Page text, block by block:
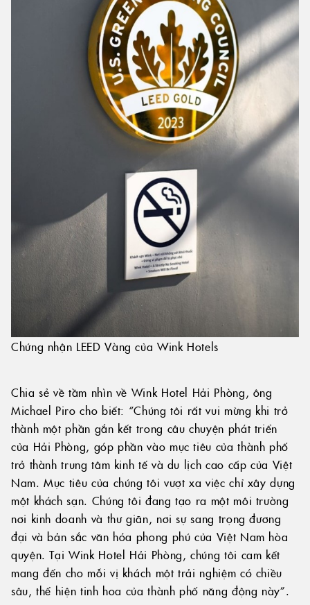
Chứng nhận LEED Vàng của Wink Hotels
Chia sẻ về tầm nhìn về Wink Hotel Hải Phòng, ông
Michael Piro cho biết: “Chúng tôi rất vui mừng khi trở
thành một phần gắn kết trong câu chuyện phát triển
của Hải Phòng, góp phần vào mục tiêu của thành phố
trở thành trung tâm kinh tế và du lịch cao cấp của Việt
Nam. Mục tiêu của chúng tôi vượt xa việc chỉ xây dựng
một khách sạn. Chúng tôi đang tạo ra một môi trường
nơi kinh doanh và thư giãn, nơi sự sang trọng đương
đại và bản sắc văn hóa phong phú của Việt Nam hòa
quyện. Tại Wink Hotel Hải Phòng, chúng tôi cam kết
mang đến cho mỗi vị khách một trải nghiệm có chiều
sâu, thể hiện tinh hoa của thành phố năng động này”.